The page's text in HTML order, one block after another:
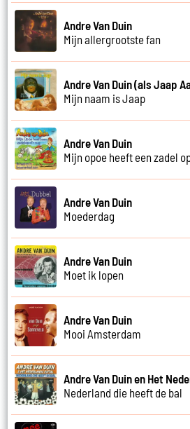
Andre Van Duin
Mijn allergrootste fan
Andre Van Duin (als Jaap
Mijn naam is Jaap
Andre Van Duin
Mijn opoe heeft een zadel
Andre Van Duin
Moederdag
Andre Van Duin
Moet ik lopen
Andre Van Duin
Mooi Amsterdam
Andre Van Duin en Het
Nederland die heeft de bal